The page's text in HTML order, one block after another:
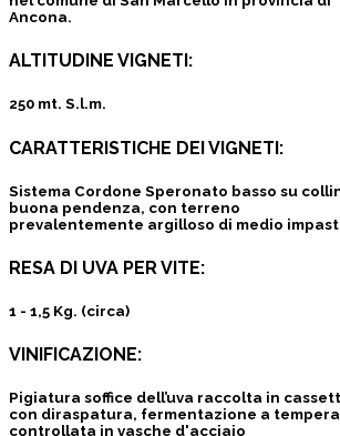
Ancona.
ALTITUDINE VIGNETI:
250 mt. S.l.m.
CARATTERISTICHE DEI VIGNETI:
Sistema Cordone Speronato basso su
buona pendenza, con terreno
prevalentemente argilloso di medio
RESA DI UVA PER VITE:
1 - 1,5 Kg. (circa)
VINIFICAZIONE:
Pigiatura soffice dell’uva raccolta in
con diraspatura, fermentazione a
controllata in vasche d'acciaio